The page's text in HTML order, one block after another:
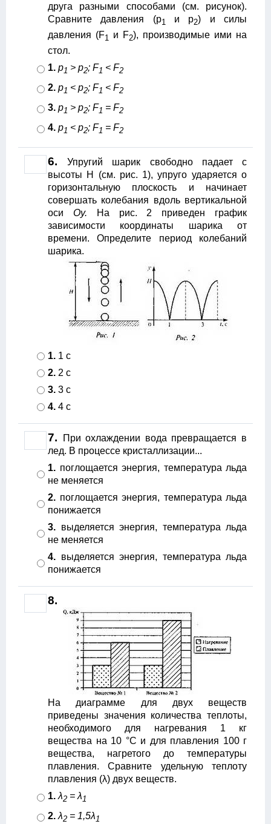
друга разными способами (см. рисунок).
Сравните давления (р1 и р2) и силы
давления (F1 и F2), производимые ими на
стол.
1. p1 > p2; F1 < F2
2. p1 < p2; F1 < F2
3. p1 > p2; F1 = F2
4. p1 < p2; F1 = F2
6.Упругий шарик свободно падает с
высоты Н (см. рис. 1), упруго ударяется о
горизонтальную плоскость и начинает
совершать колебания вдоль вертикальной
оси Оу. На рис. 2 приведен график
зависимости координаты шарика от
времени. Определите период колебаний
шарика.
1. 1 с
2. 2 с
3. 3 с
4. 4 с
7.
При охлаждении вода превращается в
лед. В процессе кристаллизации...
1. поглощается энергия, температура льда
не меняется
2. поглощается энергия, температура льда
понижается
3. выделяется энергия, температура льда
не меняется
4. выделяется энергия, температура льда
понижается
8.
На диаграмме для двух веществ
приведены значения количества теплоты,
необходимого для нагревания 1 кг
вещества на 10 °С и для плавления 100 г
вещества, нагретого до температуры
плавления. Сравните удельную теплоту
плавления (λ) двух веществ.
1. λ2 = λ1
2. λ2 = 1,5λ1